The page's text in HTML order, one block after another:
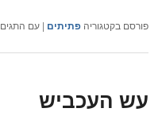
פורסם בקטגוריה פתיתים | עם התגים
עש העכביש